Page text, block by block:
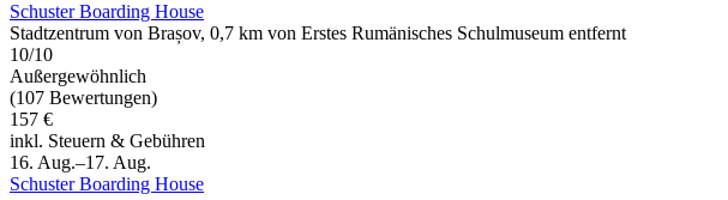
Schuster Boarding House
Stadtzentrum von Brașov, 0,7 km von Erstes Rumänisches Schulmuseum entfernt
10/10
Außergewöhnlich
(107 Bewertungen)
157 €
inkl. Steuern & Gebühren
16. Aug.–17. Aug.
Schuster Boarding House